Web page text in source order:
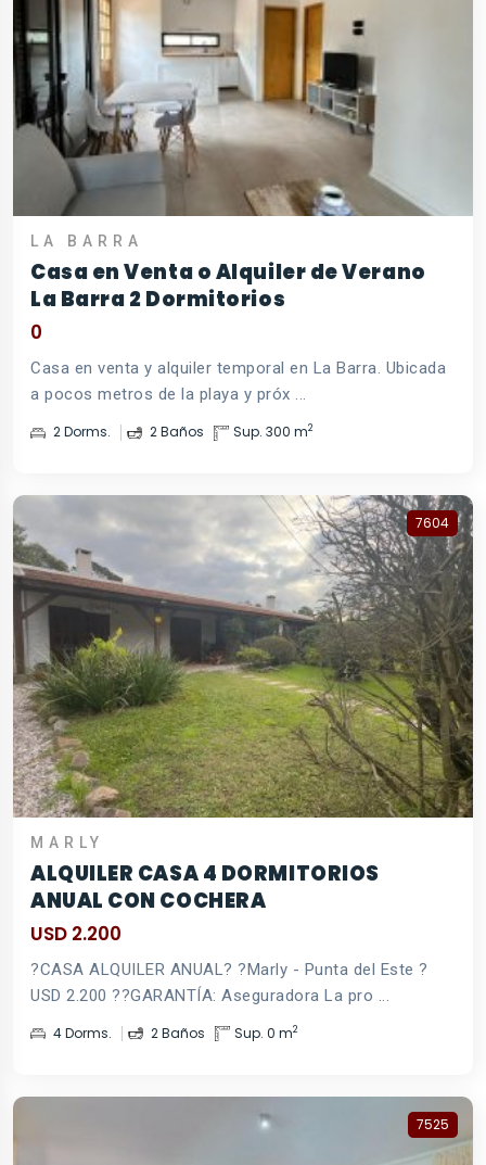
LA BARRA
Casa en Venta o Alquiler de Verano
La Barra 2 Dormitorios
0
Casa en venta y alquiler temporal en La Barra. Ubicada
a pocos metros de la playa y próx ...
2 Dorms. 2 Baños Sup. 300 m2
7604
MARLY
ALQUILER CASA 4 DORMITORIOS
ANUAL CON COCHERA
USD 2.200
?CASA ALQUILER ANUAL? ?Marly - Punta del Este ?
USD 2.200 ??GARANTÍA: Aseguradora La pro ...
4 Dorms. 2 Baños Sup. 0 m2
7525